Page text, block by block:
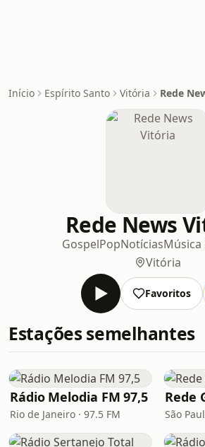
Início Espírito Santo Vitória Rede
Rede News
GospelPopNotícias
Vitória
Favoritos
Estações semelhantes
Rádio Melodia FM 97,5
Rio de Janeiro · 97.5 FM
Rede
São